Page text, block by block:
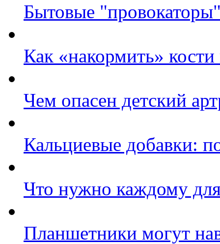
Бытовые
Как «накормить» кости
Чем опасен детский
Кальциевые добавки:
Что нужно каждому
Планшетники могут